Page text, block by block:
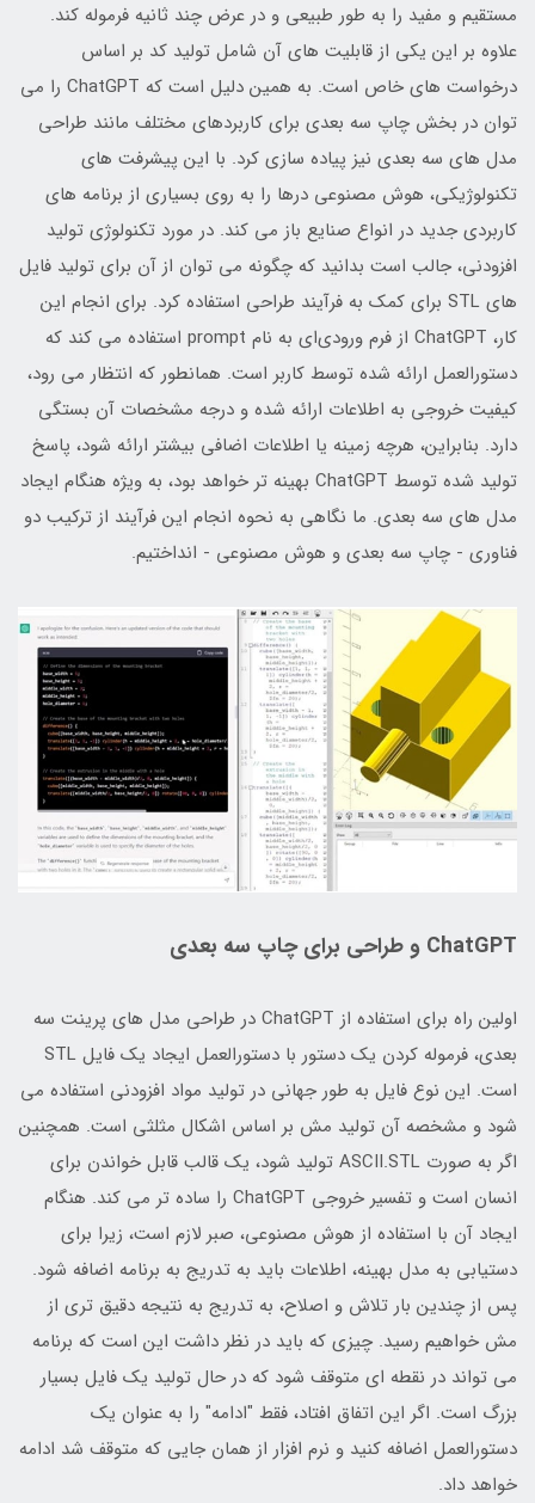
مستقیم و مفید را به طور طبیعی و در عرض چند ثانیه فرموله کند.
علاوه بر این یکی از قابلیت های آن شامل تولید کد بر اساس
درخواست های خاص است. به همین دلیل است که ChatGPT را می
توان در بخش چاپ سه بعدی برای کاربردهای مختلف مانند طراحی
مدل های سه بعدی نیز پیاده سازی کرد. با این پیشرفت های
تکنولوژیکی، هوش مصنوعی درها را به روی بسیاری از برنامه های
کاربردی جدید در انواع صنایع باز می کند. در مورد تکنولوژی تولید
افزودنی، جالب است بدانید که چگونه می توان از آن برای تولید فایل
های STL برای کمک به فرآیند طراحی استفاده کرد. برای انجام این
کار، ChatGPT از فرم ورودی‌ای به نام prompt استفاده می کند که
دستورالعمل ارائه شده توسط کاربر است. همانطور که انتظار می رود،
کیفیت خروجی به اطلاعات ارائه شده و درجه مشخصات آن بستگی
دارد. بنابراین، هرچه زمینه یا اطلاعات اضافی بیشتر ارائه شود، پاسخ
تولید شده توسط ChatGPT بهینه تر خواهد بود، به ویژه هنگام ایجاد
مدل های سه بعدی. ما نگاهی به نحوه انجام این فرآیند از ترکیب دو
فناوری - چاپ سه بعدی و هوش مصنوعی - انداختیم.
ChatGPT و طراحی برای چاپ سه بعدی
اولین راه برای استفاده از ChatGPT در طراحی مدل های پرینت سه
بعدی، فرموله کردن یک دستور با دستورالعمل ایجاد یک فایل STL
است. این نوع فایل به طور جهانی در تولید مواد افزودنی استفاده می
شود و مشخصه آن تولید مش بر اساس اشکال مثلثی است. همچنین
اگر به صورت ASCII.STL تولید شود، یک قالب قابل خواندن برای
انسان است و تفسیر خروجی ChatGPT را ساده تر می کند. هنگام
ایجاد آن با استفاده از هوش مصنوعی، صبر لازم است، زیرا برای
دستیابی به مدل بهینه، اطلاعات باید به تدریج به برنامه اضافه شود.
پس از چندین بار تلاش و اصلاح، به تدریج به نتیجه دقیق تری از
مش خواهیم رسید. چیزی که باید در نظر داشت این است که برنامه
می تواند در نقطه ای متوقف شود که در حال تولید یک فایل بسیار
بزرگ است. اگر این اتفاق افتاد، فقط "ادامه" را به عنوان یک
دستورالعمل اضافه کنید و نرم افزار از همان جایی که متوقف شد ادامه
خواهد داد.